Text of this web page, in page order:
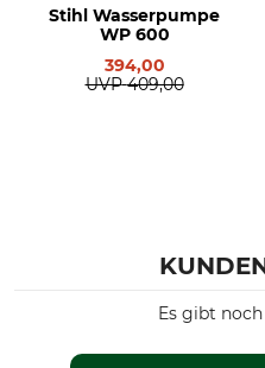
Stihl Wasserpumpe
WP 600
394,00
UVP 409,00
Es gibt